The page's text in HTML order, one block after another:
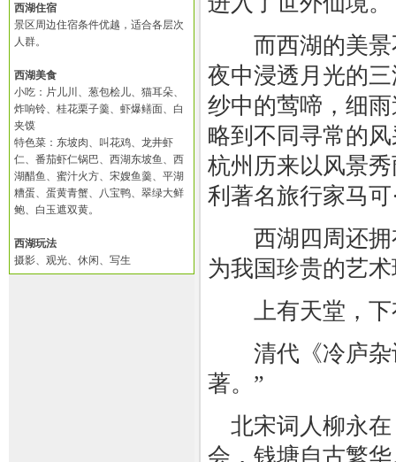
西湖住宿
景区周边住宿条件优越，适合各层次
人群。
西湖美食
小吃：片儿川、葱包桧儿、猫耳朵、
炸响铃、桂花栗子羹、虾爆鳝面、白
夹馍
特色菜：东坡肉、叫花鸡、龙井虾
仁、番茄虾仁锅巴、西湖东坡鱼、西
湖醋鱼、蜜汁火方、宋嫂鱼羹、平湖
糟蛋、蛋黄青蟹、八宝鸭、翠绿大鲜
鲍、白玉遮双黄。
西湖玩法
摄影、观光、休闲、写生
而西湖的美景
夜中浸透月光的
纱中的莺啼，细
略到不同寻常的
杭州历来以风景
利著名旅行家马
西湖四周还拥
为我国珍贵的艺
上有天堂，下
清代《冷庐杂
著。”
北宋词人柳永在
会，钱塘自古繁